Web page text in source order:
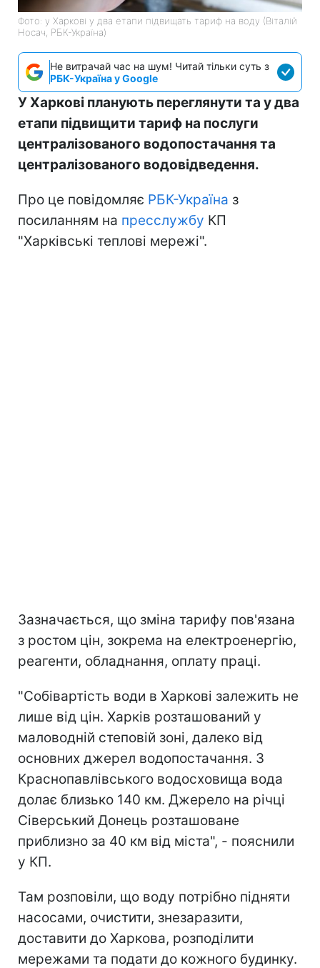
Фото: у Харкові у два етапи підвищать тариф на воду (Віталій
Носач, РБК-Україна)
Не витрачай час на шум! Читай тільки суть з
РБК-Україна у Google
У Харкові планують переглянути та у два
етапи підвищити тариф на послуги
централізованого водопостачання та
централізованого водовідведення.
Про це повідомляє РБК-Україна з
посиланням на пресслужбу КП
"Харківські теплові мережі".
Зазначається, що зміна тарифу пов'язана
з ростом цін, зокрема на електроенергію,
реагенти, обладнання, оплату праці.
"Собівартість води в Харкові залежить не
лише від цін. Харків розташований у
маловодній степовій зоні, далеко від
основних джерел водопостачання. З
Краснопавлівського водосховища вода
долає близько 140 км. Джерело на річці
Сіверський Донець розташоване
приблизно за 40 км від міста", - пояснили
у КП.
Там розповіли, що воду потрібно підняти
насосами, очистити, знезаразити,
доставити до Харкова, розподілити
мережами та подати до кожного будинку.